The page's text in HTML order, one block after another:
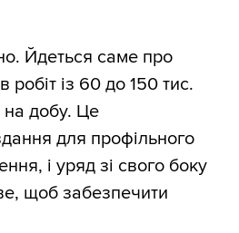
Йдеться саме про
робіт із 60 до 150 тис.
на добу. Це
для профільного
і уряд зі свого боку
щоб забезпечити